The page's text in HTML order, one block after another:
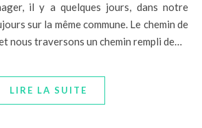
sur la même commune. Le chemin de
nous traversons un chemin rempli de…
LIRE LA SUITE